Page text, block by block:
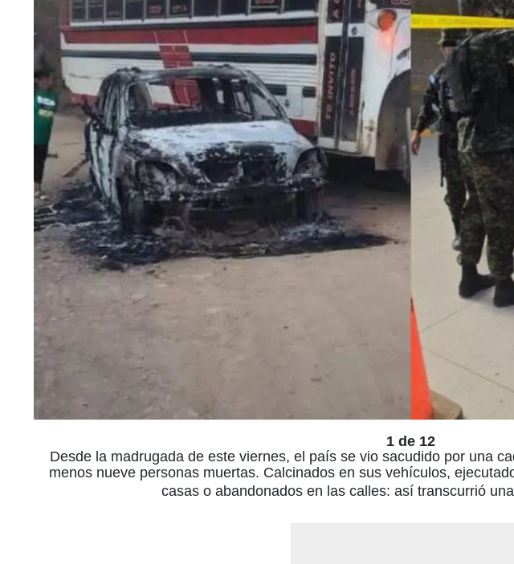
1 de 12
Desde la madrugada de este viernes, el país se vio sacudido por una
menos nueve personas muertas. Calcinados en sus vehículos,
casas o abandonados en las calles: así transcurrió